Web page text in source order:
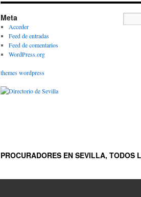
Meta
Acceder
Feed de entradas
Feed de comentarios
WordPress.org
themes wordpress
PROCURADORES EN SEVILLA, TODOS